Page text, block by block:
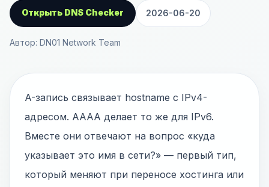
Открыть DNS Checker 2026-06-20
Автор: DN01 Network Team
A-запись связывает hostname с IPv4-
адресом. AAAA делает то же для IPv6.
Вместе они отвечают на вопрос «куда
указывает это имя в сети?» — первый тип,
который меняют при переносе хостинга или